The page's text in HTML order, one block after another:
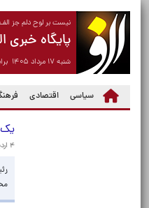
نیست بر لوح دلم جز
پایگاه خبری
شنبه ۱۷ مرداد ۱۴۰۵ برابر با ۰۸ آگوست ۲۰۲۶
سیاسی اقتصادی
۴ اردیبهشت ۱۴۰۵، ۱۲:۲۷